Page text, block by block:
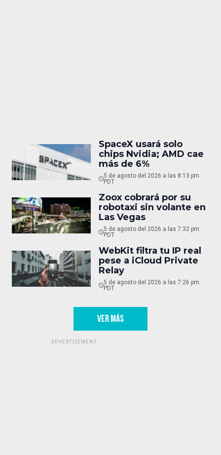
SpaceX usará solo
chips Nvidia; AMD cae
más de 6%
5 de agosto del 2026 a las 8:13 pm
PDT
Zoox cobrará por su
robotaxi sin volante en
Las Vegas
5 de agosto del 2026 a las 7:32 pm
PDT
WebKit filtra tu IP real
pese a iCloud Private
Relay
5 de agosto del 2026 a las 7:26 pm
PDT
VER MÁS